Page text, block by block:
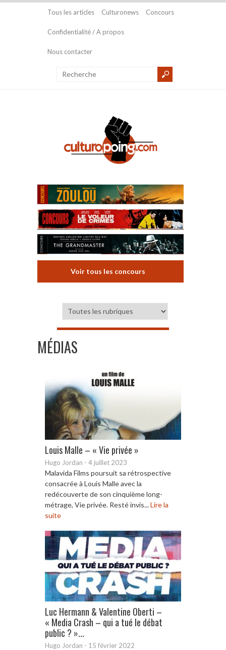
Tous les articles Culturonews Concours
Confidentialité / A propos
Nous contacter
Voir tous les concours
MÉDIAS
Louis Malle – « Vie privée »
Hugo Jordan - 4 juillet 2023
Malavida Films poursuit sa rétrospective
consacrée à Louis Malle avec la
redécouverte de son cinquième long-
métrage, Vie privée. Resté invis...Lire la
suite
Luc Hermann & Valentine Oberti –
« Media Crash – qui a tué le débat
public ? »...
Hugo Jordan - 15 février 2022